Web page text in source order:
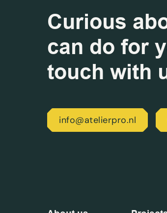
Curious
can do for
touch with
info@atelierpro.nl